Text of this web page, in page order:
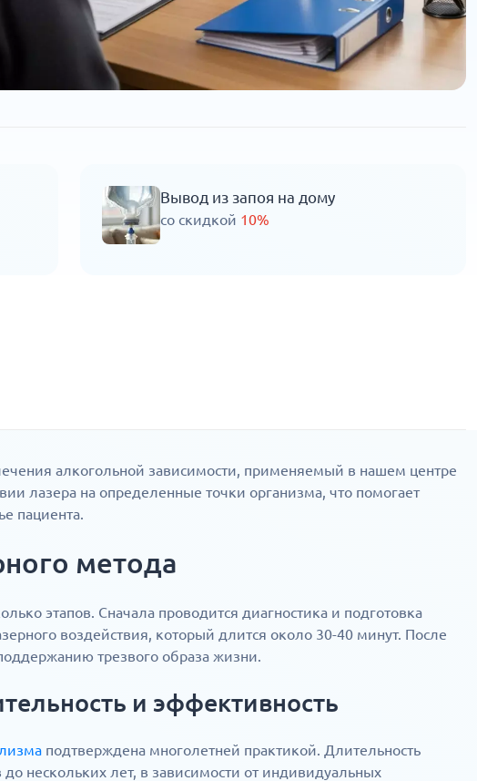
Вывод из запоя на дому
со скидкой 10%
алкогольной зависимости, применяемый в нашем центре
лазера на определенные точки организма, что помогает
пациента.
метода
этапов. Сначала проводится диагностика и подготовка
воздействия, который длится около 30-40 минут. После
трезвого образа жизни.
и эффективность
подтверждена многолетней практикой. Длительность
нескольких лет, в зависимости от индивидуальных